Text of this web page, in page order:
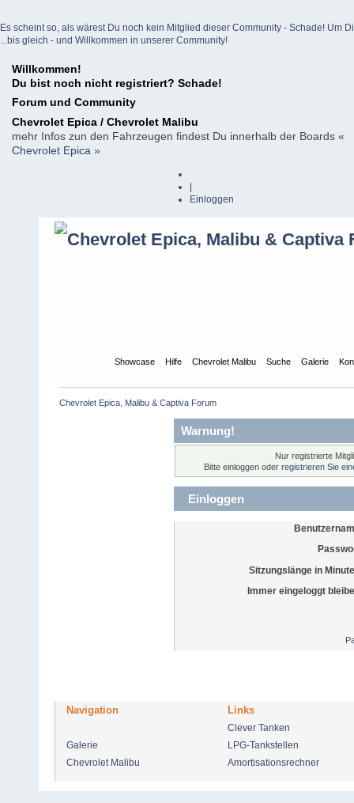
Es scheint so, als wärest Du noch kein Mitglied dieser Community - Schade! Um
...bis gleich - und Willkommen in unserer Community!
Willkommen!
Du bist noch nicht registriert? Schade!
Forum und Community
Chevrolet Epica / Chevrolet Malibu
mehr Infos zun den Fahrzeugen findest Du innerhalb der Boards «
Chevrolet Epica »
Einloggen
Showcase Hilfe Chevrolet Malibu Suche Galerie
Chevrolet Epica, Malibu & Captiva Forum
Warnung!
Nur registrierte
Bitte einloggen oder registrieren Sie
Einloggen
Sitzungslänge in
Immer eingeloggt
Navigation Links
Clever Tanken
Galerie
LPG-Tankstellen
Chevrolet Malibu
Amortisationsrechner